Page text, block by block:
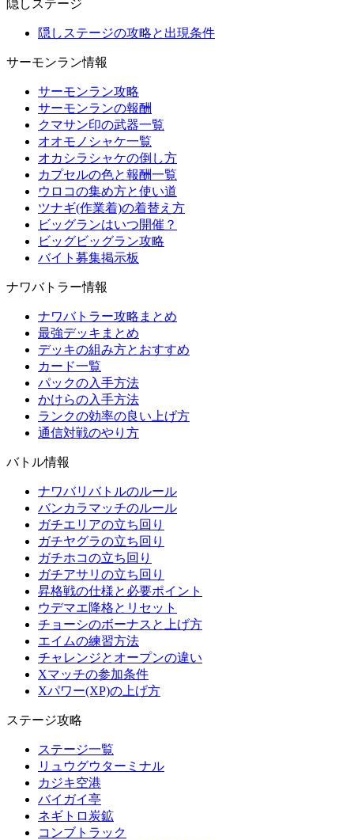
隠しステージ
隠しステージの攻略と出現条件
サーモンラン情報
サーモンラン攻略
サーモンランの報酬
クマサン印の武器一覧
オオモノシャケ一覧
オカシラシャケの倒し方
カプセルの色と報酬一覧
ウロコの集め方と使い道
ツナギ(作業着)の着替え方
ビッグランはいつ開催？
ビッグビッグラン攻略
バイト募集掲示板
ナワバトラー情報
ナワバトラー攻略まとめ
最強デッキまとめ
デッキの組み方とおすすめ
カード一覧
パックの入手方法
かけらの入手方法
ランクの効率の良い上げ方
通信対戦のやり方
バトル情報
ナワバリバトルのルール
バンカラマッチのルール
ガチエリアの立ち回り
ガチヤグラの立ち回り
ガチホコの立ち回り
ガチアサリの立ち回り
昇格戦の仕様と必要ポイント
ウデマエ降格とリセット
チョーシのボーナスと上げ方
エイムの練習方法
チャレンジとオープンの違い
Xマッチの参加条件
Xパワー(XP)の上げ方
ステージ攻略
ステージ一覧
リュウグウターミナル
カジキ空港
バイガイ亭
ネギトロ炭鉱
コンブトラック